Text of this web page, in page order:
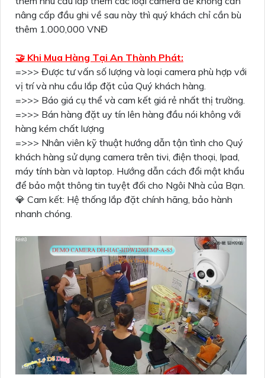
nâng cấp đầu ghi về sau này thì quý khách chỉ cần bù
thêm 1.000,000 VNĐ
🤝 Khi Mua Hàng Tại An Thành Phát:
=>>> Được tư vấn số lượng và loại camera phù hợp với
vị trí và nhu cầu lắp đặt của Quý khách hàng.
=>>> Báo giá cụ thể và cam kết giá rẻ nhất thị trường.
=>>> Bán hàng đặt uy tín lên hàng đầu nói không với
hàng kém chất lượng
=>>> Nhân viên kỹ thuật hướng dẫn tận tình cho Quý
khách hàng sử dụng camera trên tivi, điện thoại, Ipad,
máy tính bàn và laptop. Hướng dẫn cách đổi mật khẩu
để bảo mật thông tin tuyệt đối cho Ngôi Nhà của Bạn.
💎 Cam kết: Hệ thống lắp đặt chính hãng, bảo hành
nhanh chóng.